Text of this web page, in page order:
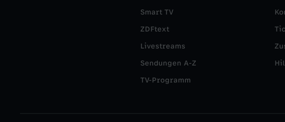
Smart TV
ZDFtext
Livestreams
Sendungen A-Z
TV-Programm